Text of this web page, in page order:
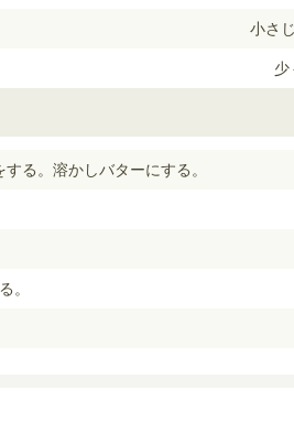
小さ
少
る。溶かしバターにする。
。